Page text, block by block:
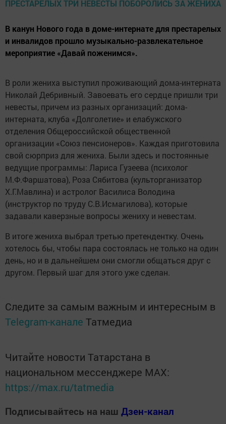
В канун Нового года в доме-интернате для престарелых
и инвалидов прошло музыкально-развлекательное
мероприятие «Давай поженимся».
В роли жениха выступил проживающий дома-интерната
Николай Дебривный. Завоевать его сердце пришли три
невесты, причем из разных организаций: дома-
интерната, клуба «Долголетие» и елабужского
отделения Общероссийской общественной
организации «Союз пенсионеров». Каждая приготовила
свой сюрприз для жениха. Были здесь и постоянные
ведущие программы: Лариса Гузеева (психолог
М.Ф.Фаршатова), Роза Сябитова (культорганизатор
Х.Г.Мавлина) и астролог Василиса Володина
(инструктор по труду С.В.Исмагилова), которые
задавали каверзные вопросы жениху и невестам.
В итоге жениха выбрал третью претендентку. Очень
хотелось бы, чтобы пара состоялась не только на один
день, но и в дальнейшем они смогли общаться друг с
другом. Первый шаг для этого уже сделан.
Следите за самым важным и интересным в
Telegram-канале Татмедиа
Читайте новости Татарстана в
национальном мессенджере MАХ:
https://max.ru/tatmedia
Подписывайтесь на наш Дзен-канал